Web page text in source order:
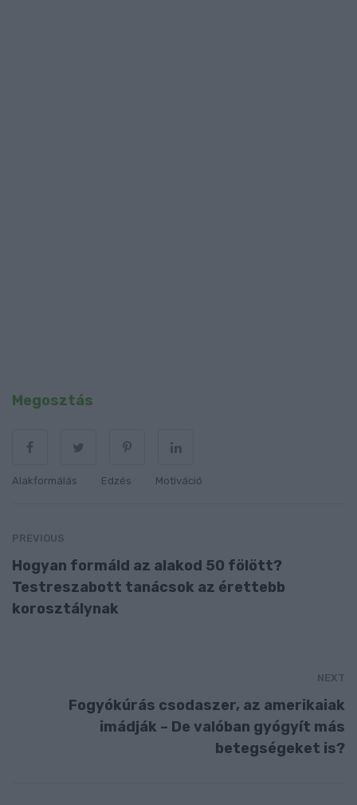
Megosztás
Alakformálás Edzés Motiváció
PREVIOUS
Hogyan formáld az alakod 50 fölött?
Testreszabott tanácsok az érettebb
korosztálynak
NEXT
Fogyókúrás csodaszer, az amerikaiak
imádják – De valóban gyógyít más
betegségeket is?